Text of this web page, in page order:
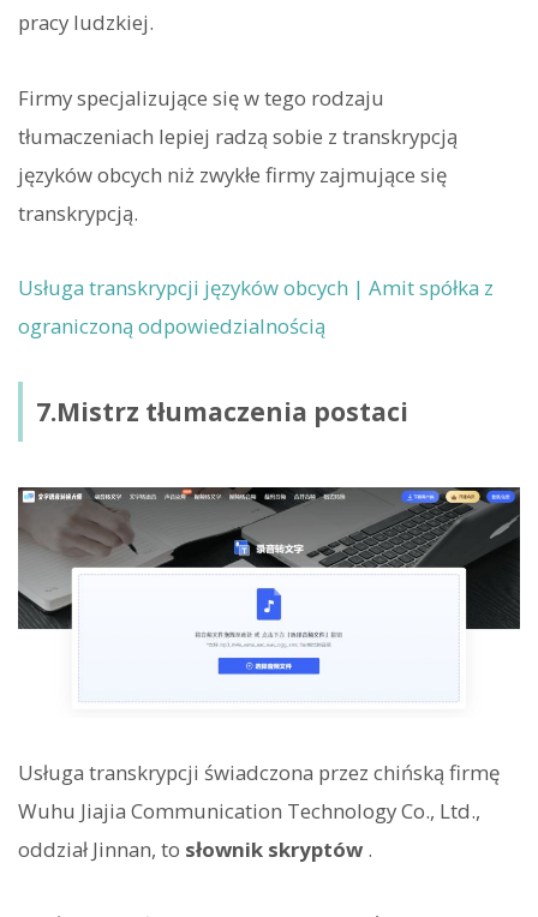
pracy ludzkiej.
Firmy specjalizujące się w tego rodzaju
tłumaczeniach lepiej radzą sobie z transkrypcją
języków obcych niż zwykłe firmy zajmujące się
transkrypcją.
Usługa transkrypcji języków obcych | Amit spółka z
ograniczoną odpowiedzialnością
7.Mistrz tłumaczenia postaci
Usługa transkrypcji świadczona przez chińską firmę
Wuhu Jiajia Communication Technology Co., Ltd.,
oddział Jinnan, to słownik skryptów .